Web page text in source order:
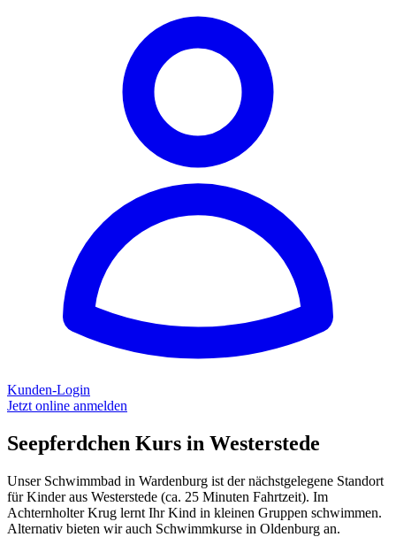
Kunden-Login
Jetzt online anmelden
Seepferdchen Kurs in Westerstede
Unser Schwimmbad in Wardenburg ist der nächstgelegene Standort
für Kinder aus Westerstede (ca. 25 Minuten Fahrtzeit). Im
Achternholter Krug lernt Ihr Kind in kleinen Gruppen schwimmen.
Alternativ bieten wir auch Schwimmkurse in Oldenburg an.